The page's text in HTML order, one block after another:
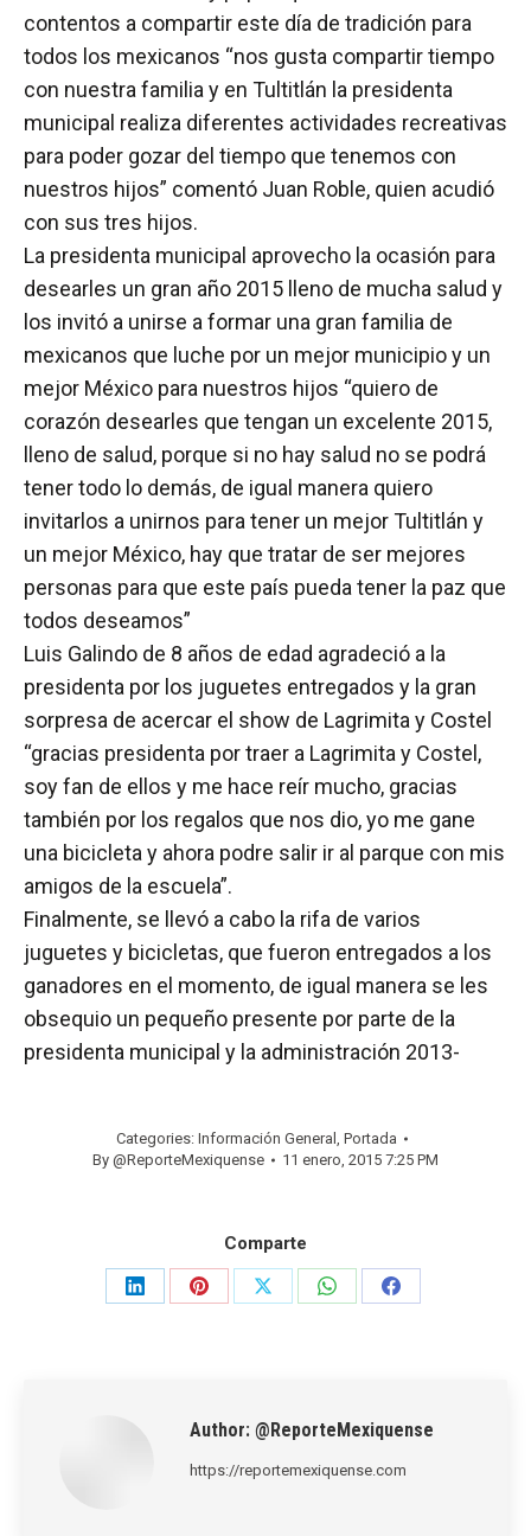
contentos a compartir este día de tradición para
todos los mexicanos “nos gusta compartir tiempo
con nuestra familia y en Tultitlán la presidenta
municipal realiza diferentes actividades recreativas
para poder gozar del tiempo que tenemos con
nuestros hijos” comentó Juan Roble, quien acudió
con sus tres hijos.
La presidenta municipal aprovecho la ocasión para
desearles un gran año 2015 lleno de mucha salud y
los invitó a unirse a formar una gran familia de
mexicanos que luche por un mejor municipio y un
mejor México para nuestros hijos “quiero de
corazón desearles que tengan un excelente 2015,
lleno de salud, porque si no hay salud no se podrá
tener todo lo demás, de igual manera quiero
invitarlos a unirnos para tener un mejor Tultitlán y
un mejor México, hay que tratar de ser mejores
personas para que este país pueda tener la paz que
todos deseamos”
Luis Galindo de 8 años de edad agradeció a la
presidenta por los juguetes entregados y la gran
sorpresa de acercar el show de Lagrimita y Costel
“gracias presidenta por traer a Lagrimita y Costel,
soy fan de ellos y me hace reír mucho, gracias
también por los regalos que nos dio, yo me gane
una bicicleta y ahora podre salir ir al parque con mis
amigos de la escuela”.
Finalmente, se llevó a cabo la rifa de varios
juguetes y bicicletas, que fueron entregados a los
ganadores en el momento, de igual manera se les
obsequio un pequeño presente por parte de la
presidenta municipal y la administración 2013-
Categories: Información General , Portada
By @ReporteMexiquense 11 enero, 2015 7:25 PM
Comparte
Share
Share
Share
Share
Share
Author: @ReporteMexiquense
https://reportemexiquense.com